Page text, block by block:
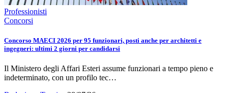
Professionisti
Concorsi
Concorso MAECI 2026 per 95 funzionari, posti anche per architetti e
ingegneri: ultimi 2 giorni per candidarsi
Il Ministero degli Affari Esteri assume funzionari a tempo pieno e
indeterminato, con un profilo tec…